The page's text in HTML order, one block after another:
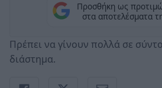
Προσθήκη ως
στα αποτελέσματα
Πρέπει να γίνουν πολλά σε
διάστημα.